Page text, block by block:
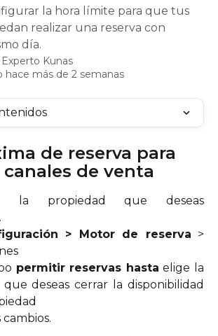
la hora límite para que tus
realizar una reserva con
día.
Experto Kunas
hace más de 2 semanas
de reserva para
de venta
la propiedad que deseas
> Motor de reserva >
permitir reservas hasta elige la
deseas cerrar la disponibilidad